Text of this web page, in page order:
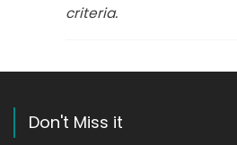
criteria.
Don't Miss it